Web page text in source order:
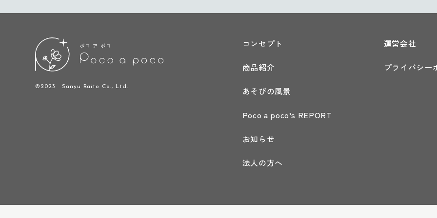
©2023 Sanyu Raito Co., Ltd.
コンセプト
商品紹介
あそびの風景
Poco a poco’s REPORT
お知らせ
法人の方へ
運営会社
プライバシー